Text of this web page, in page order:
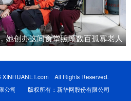
她创办这间食堂照顾数百孤寡老人
All Rights Reserved.
公司 版权所有：新华网股份有限公司